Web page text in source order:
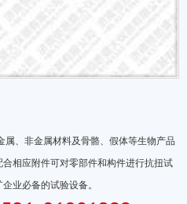
属、非金属材料及骨骼、假体等生物产品
相应附件可对零部件和构件进行抗扭试
业必备的试验设备。